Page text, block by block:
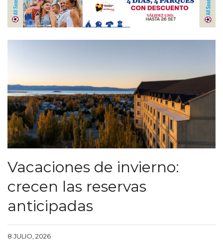
Vacaciones de invierno:
crecen las reservas
anticipadas
8 JULIO, 2026